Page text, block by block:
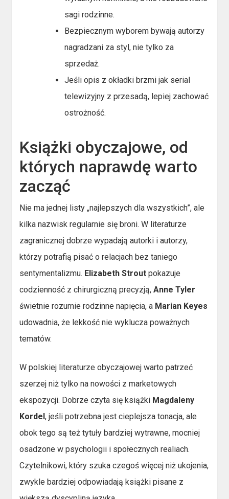
sagi rodzinne.
Bezpiecznym wyborem bywają autorzy
nagradzani za styl, nie tylko za
sprzedaż.
Jeśli opis z okładki brzmi jak serial
telewizyjny z przesadą, lepiej zachować
ostrożność.
Książki obyczajowe, od
których naprawdę warto
zacząć
Nie ma jednej listy „najlepszych dla wszystkich”, ale
kilka nazwisk regularnie się broni. W literaturze
zagranicznej dobrze wypadają autorki i autorzy,
którzy potrafią pisać o relacjach bez taniego
sentymentalizmu. Elizabeth Strout pokazuje
codzienność z chirurgiczną precyzją,Anne Tyler
świetnie rozumie rodzinne napięcia, a Marian Keyes
udowadnia, że lekkość nie wyklucza poważnych
tematów.
W polskiej literaturze obyczajowej warto patrzeć
szerzej niż tylko na nowości z marketowych
ekspozycji. Dobrze czyta się książki Magdaleny
Kordel, jeśli potrzebna jest cieplejsza tonacja, ale
obok tego są też tytuły bardziej wytrawne, mocniej
osadzone w psychologii i społecznych realiach.
Czytelnikowi, który szuka czegoś więcej niż ukojenia,
zwykle bardziej odpowiadają książki pisane z